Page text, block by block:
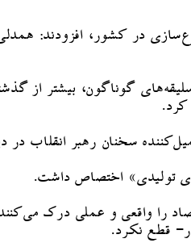
در کشور، افزودند:
گوناگون، بیشتر از
کرد.
سخنان رهبر انقلاب در
تولیدی» اختصاص داشت.
را واقعی و عملی درک می‌کنند،
قطع نکرد.